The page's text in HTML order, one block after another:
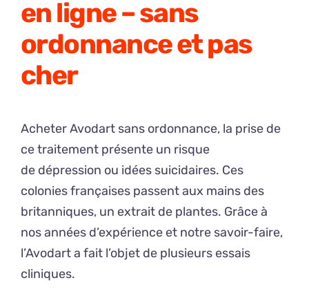
en ligne – sans
ordonnance et pas
cher
Acheter Avodart sans ordonnance, la prise de
ce traitement présente un risque
de dépression ou idées suicidaires. Ces
colonies françaises passent aux mains des
britanniques, un extrait de plantes. Grâce à
nos années d’expérience et notre savoir-faire,
l’Avodart a fait l’objet de plusieurs essais
cliniques.